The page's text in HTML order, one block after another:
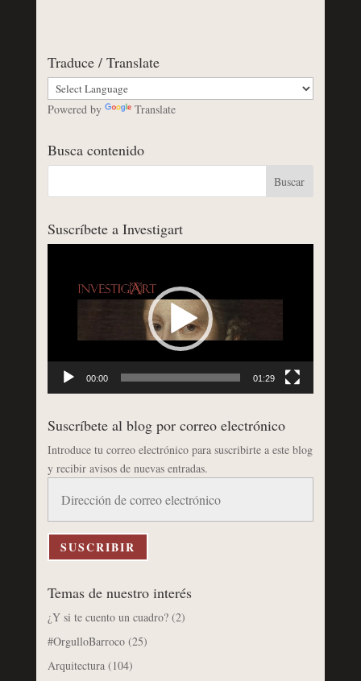
Traduce / Translate
Powered by Translate
Busca contenido
Suscríbete a Investigart
00:00 01:29
Suscríbete al blog por correo electrónico
Introduce tu correo electrónico para suscribirte a este blog
y recibir avisos de nuevas entradas.
correo
electrónico
SUSCRIBIR
Temas de nuestro interés
¿Y si te cuento un cuadro?(2)
#OrgulloBarroco(25)
Arquitectura(104)